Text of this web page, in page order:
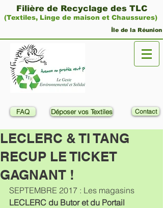
Filière de Recyclage des TLC
(Textiles, Linge de maison et Chaussures)
Île de la Réunion
FAQ Déposer vos Textiles Contact
LECLERC & TI TANG
RECUP LE TICKET
GAGNANT !
SEPTEMBRE 2017 : Les magasins
LECLERC du Butor et du Portail